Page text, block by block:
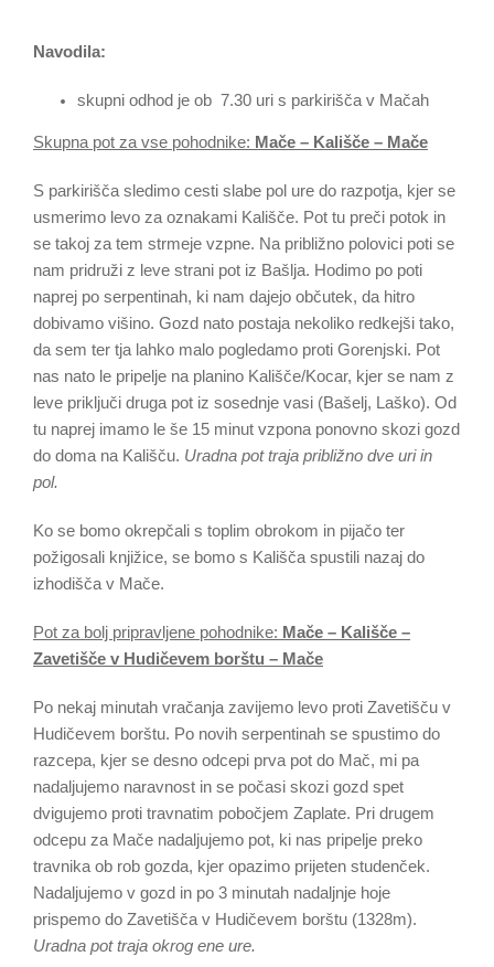
Navodila:
skupni odhod je ob 7.30 uri s parkirišča v Mačah
Skupna pot za vse pohodnike: Mače – Kališče – Mače
S parkirišča sledimo cesti slabe pol ure do razpotja, kjer se
usmerimo levo za oznakami Kališče. Pot tu preči potok in
se takoj za tem strmeje vzpne. Na približno polovici poti se
nam pridruži z leve strani pot iz Bašlja. Hodimo po poti
naprej po serpentinah, ki nam dajejo občutek, da hitro
dobivamo višino. Gozd nato postaja nekoliko redkejši tako,
da sem ter tja lahko malo pogledamo proti Gorenjski. Pot
nas nato le pripelje na planino Kališče/Kocar, kjer se nam z
leve priključi druga pot iz sosednje vasi (Bašelj, Laško). Od
tu naprej imamo le še 15 minut vzpona ponovno skozi gozd
do doma na Kališču. Uradna pot traja približno dve uri in
pol.
Ko se bomo okrepčali s toplim obrokom in pijačo ter
požigosali knjižice, se bomo s Kališča spustili nazaj do
izhodišča v Mače.
Pot za bolj pripravljene pohodnike: Mače – Kališče –
Zavetišče v Hudičevem borštu – Mače
Po nekaj minutah vračanja zavijemo levo proti Zavetišču v
Hudičevem borštu. Po novih serpentinah se spustimo do
razcepa, kjer se desno odcepi prva pot do Mač, mi pa
nadaljujemo naravnost in se počasi skozi gozd spet
dvigujemo proti travnatim pobočjem Zaplate. Pri drugem
odcepu za Mače nadaljujemo pot, ki nas pripelje preko
travnika ob rob gozda, kjer opazimo prijeten studenček.
Nadaljujemo v gozd in po 3 minutah nadaljnje hoje
prispemo do Zavetišča v Hudičevem borštu (1328m).
Uradna pot traja okrog ene ure.